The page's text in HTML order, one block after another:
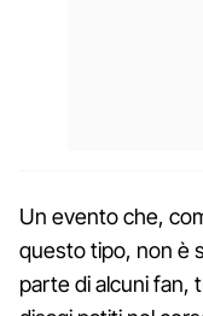
Un evento che,
questo tipo, non è
parte di alcuni fan,